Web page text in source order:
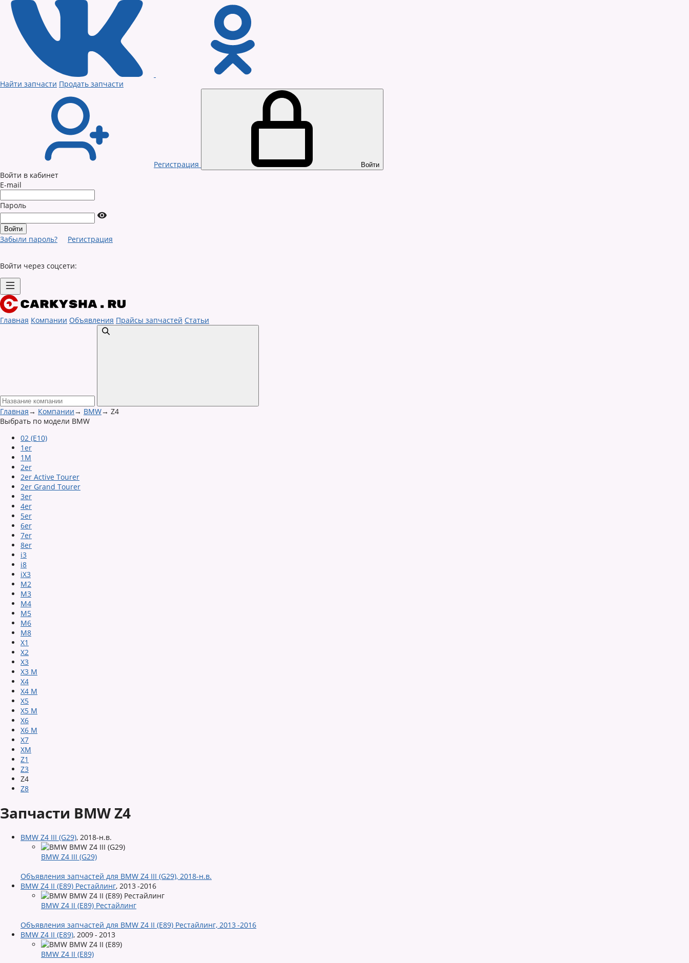
Найти запчасти Продать запчасти
Регистрация Войти
Войти в кабинет
E-mail
Пароль
Забыли пароль? Регистрация
Войти через соцсети:
Главная Компании Объявления Прайсы запчастей Статьи
Главная→ Компании→ BMW→ Z4
Выбрать по модели BMW
02 (E10)
1er
1M
2er
2er Active Tourer
2er Grand Tourer
3er
4er
5er
6er
7er
8er
i3
i8
iX3
M2
M3
M4
M5
M6
M8
X1
X2
X3
X3 M
X4
X4 M
X5
X5 M
X6
X6 M
X7
XM
Z1
Z3
Z4
Z8
Запчасти BMW Z4
BMW Z4 III (G29), 2018-н.в.
BMW Z4 III (G29)
Объявления запчастей для BMW Z4 III (G29), 2018-н.в.
BMW Z4 II (E89) Рестайлинг, 2013 -2016
BMW Z4 II (E89) Рестайлинг
Объявления запчастей для BMW Z4 II (E89) Рестайлинг, 2013 -2016
BMW Z4 II (E89), 2009 - 2013
BMW Z4 II (E89)